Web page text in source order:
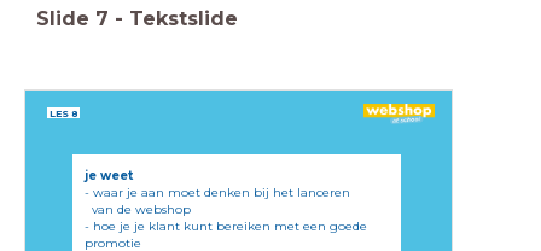
Slide 7 - Tekstslide
je weet
- waar je aan moet denken bij het lanceren
van de webshop
- hoe je je klant kunt bereiken met een goede
promotie
LES 8